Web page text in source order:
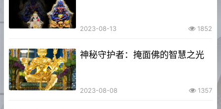
2023-08-13 1852
神秘守护者：掩面佛的智慧之光
2023-08-08 1357